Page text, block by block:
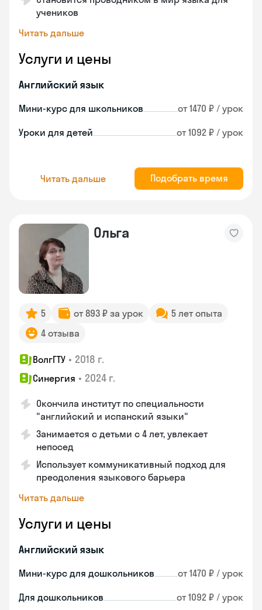
учеников
Читать дальше
Услуги и цены
Английский язык
Мини-курс для школьников от 1470 ₽ / урок
Уроки для детей от 1092 ₽ / урок
Читать дальше Подобрать время
Ольга
5 от 893 ₽ за урок
5 лет опыта
4 отзыва
ВолгГТУ • 2018 г.
Синергия • 2024 г.
Окончила институт по специальности
"английский и испанский языки"
Занимается с детьми с 4 лет, увлекает
непосед
Использует коммуникативный подход для
преодоления языкового барьера
Читать дальше
Услуги и цены
Английский язык
Мини-курс для дошкольников от 1470 ₽ / урок
Для дошкольников от 1092 ₽ / урок